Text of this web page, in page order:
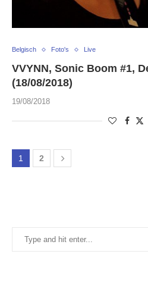
Belgisch Foto's Live
VVYNN, Sonic Boom #1,
(18/08/2018)
19/08/2018
1 2